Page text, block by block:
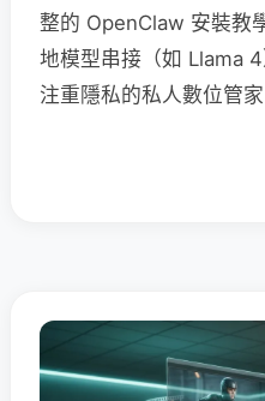
整的 OpenClaw 安裝教
地模型串接（如 Llama
注重隱私的私人數位管